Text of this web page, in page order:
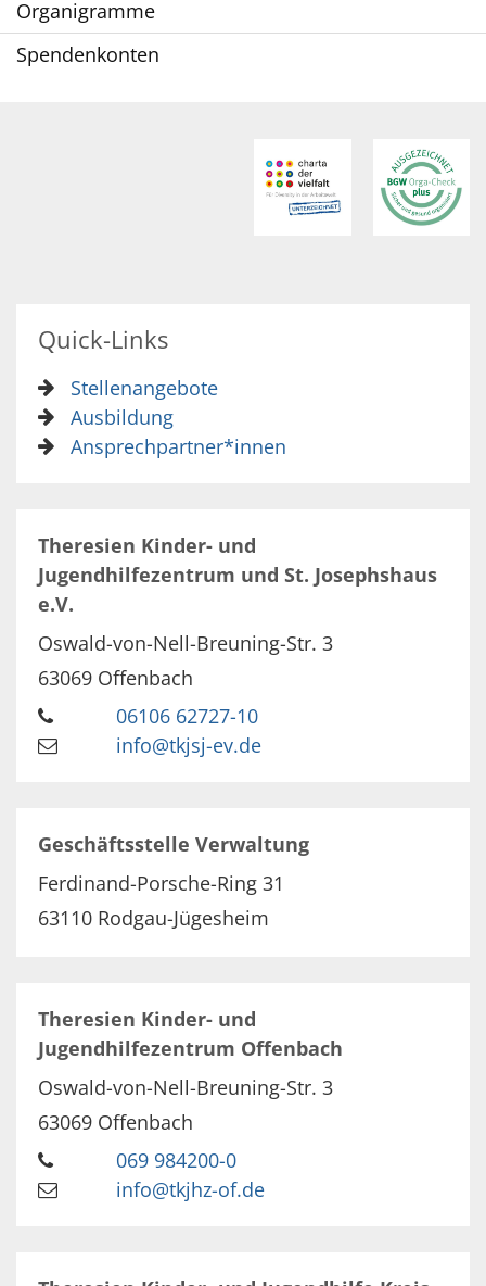
Organigramme
Spendenkonten
Quick-Links
Stellenangebote
Ausbildung
Ansprechpartner*innen
Theresien Kinder- und
Jugendhilfezentrum und St. Josephshaus
e.V.
Oswald-von-Nell-Breuning-Str. 3
63069 Offenbach
06106 62727-10
info@tkjsj-ev.de
Geschäftsstelle Verwaltung
Ferdinand-Porsche-Ring 31
63110 Rodgau-Jügesheim
Theresien Kinder- und
Jugendhilfezentrum Offenbach
Oswald-von-Nell-Breuning-Str. 3
63069 Offenbach
069 984200-0
info@tkjhz-of.de